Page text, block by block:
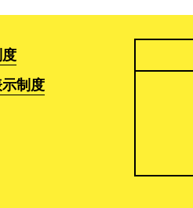
制度